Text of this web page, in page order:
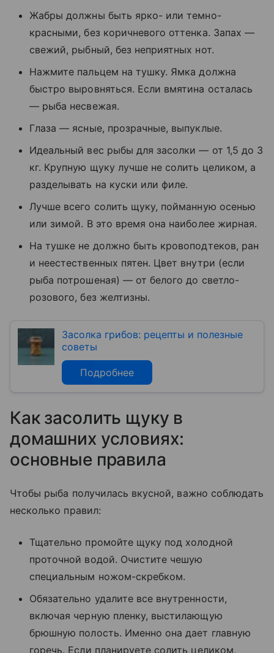
Жабры должны быть ярко- или темно-
красными, без коричневого оттенка. Запах —
свежий, рыбный, без неприятных нот.
Нажмите пальцем на тушку. Ямка должна
быстро выровняться. Если вмятина осталась
— рыба несвежая.
Глаза — ясные, прозрачные, выпуклые.
Идеальный вес рыбы для засолки — от 1,5 до 3
кг. Крупную щуку лучше не солить целиком, а
разделывать на куски или филе.
Лучше всего солить щуку, пойманную осенью
или зимой. В это время она наиболее жирная.
На тушке не должно быть кровоподтеков, ран
и неестественных пятен. Цвет внутри (если
рыба потрошеная) — от белого до светло-
розового, без желтизны.
Засолка грибов: рецепты и полезные
советы
Подробнее
Как засолить щуку в
домашних условиях:
основные правила
Чтобы рыба получилась вкусной, важно соблюдать
несколько правил:
Тщательно промойте щуку под холодной
проточной водой. Очистите чешую
специальным ножом-скребком.
Обязательно удалите все внутренности,
включая черную пленку, выстилающую
брюшную полость. Именно она дает главную
горечь. Если планируете солить целиком,